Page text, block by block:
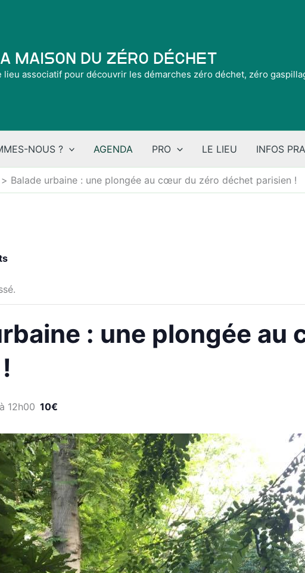
Maison du Zéro Déchet
lieu associatif pour découvrir les démarches zéro déchet, zéro
NOUS ? AGENDA PRO LE LIEU INFOS
Balade urbaine : une plongée au cœur du zéro déchet parisien !
: une plongée
à 12h00 10€